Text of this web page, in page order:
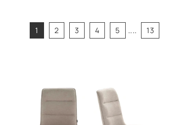
1 2 3 4 5 .... 13